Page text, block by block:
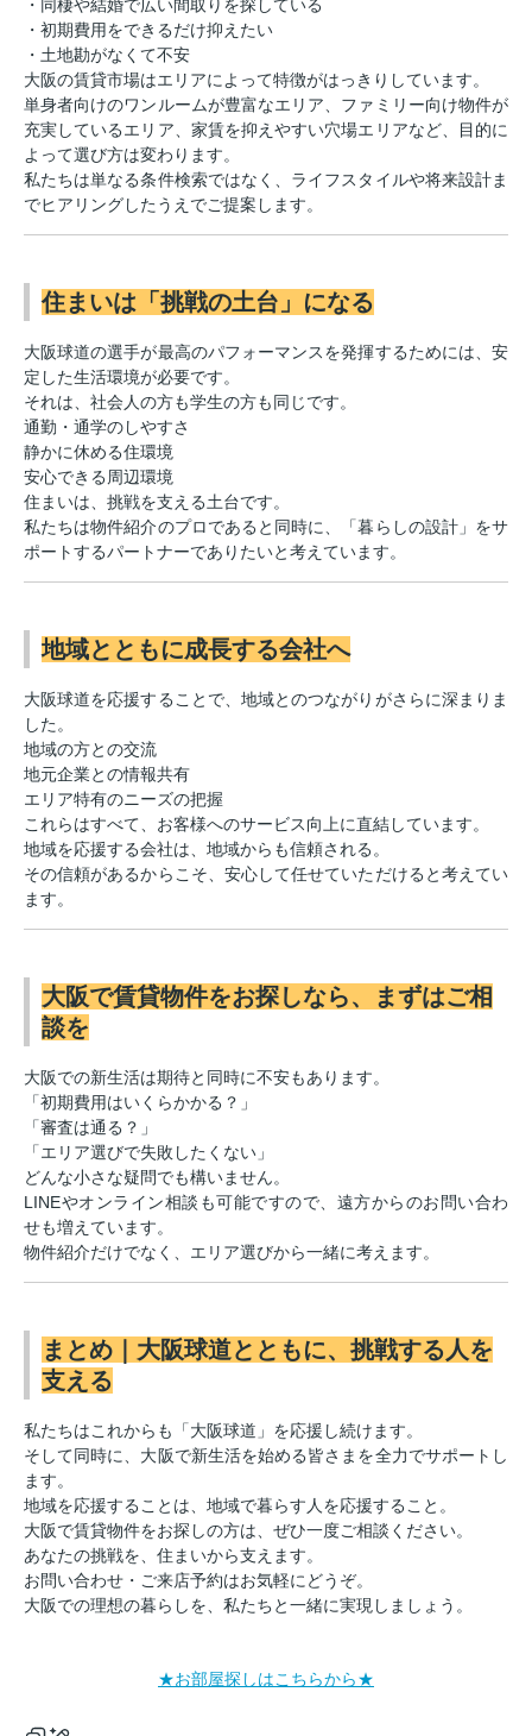
・同棲や結婚で広い間取りを探している
・初期費用をできるだけ抑えたい
・土地勘がなくて不安
大阪の賃貸市場はエリアによって特徴がはっきりしています。
単身者向けのワンルームが豊富なエリア、ファミリー向け物件が
充実しているエリア、家賃を抑えやすい穴場エリアなど、目的に
よって選び方は変わります。
私たちは単なる条件検索ではなく、ライフスタイルや将来設計ま
でヒアリングしたうえでご提案します。
住まいは「挑戦の土台」になる
大阪球道の選手が最高のパフォーマンスを発揮するためには、安
定した生活環境が必要です。
それは、社会人の方も学生の方も同じです。
通勤・通学のしやすさ
静かに休める住環境
安心できる周辺環境
住まいは、挑戦を支える土台です。
私たちは物件紹介のプロであると同時に、「暮らしの設計」をサ
ポートするパートナーでありたいと考えています。
地域とともに成長する会社へ
大阪球道を応援することで、地域とのつながりがさらに深まりま
した。
地域の方との交流
地元企業との情報共有
エリア特有のニーズの把握
これらはすべて、お客様へのサービス向上に直結しています。
地域を応援する会社は、地域からも信頼される。
その信頼があるからこそ、安心して任せていただけると考えてい
ます。
大阪で賃貸物件をお探しなら、まずはご相
談を
大阪での新生活は期待と同時に不安もあります。
「初期費用はいくらかかる？」
「審査は通る？」
「エリア選びで失敗したくない」
どんな小さな疑問でも構いません。
LINEやオンライン相談も可能ですので、遠方からのお問い合わ
せも増えています。
物件紹介だけでなく、エリア選びから一緒に考えます。
まとめ｜大阪球道とともに、挑戦する人を
支える
私たちはこれからも「大阪球道」を応援し続けます。
そして同時に、大阪で新生活を始める皆さまを全力でサポートし
ます。
地域を応援することは、地域で暮らす人を応援すること。
大阪で賃貸物件をお探しの方は、ぜひ一度ご相談ください。
あなたの挑戦を、住まいから支えます。
お問い合わせ・ご来店予約はお気軽にどうぞ。
大阪での理想の暮らしを、私たちと一緒に実現しましょう。
★お部屋探しはこちらから★